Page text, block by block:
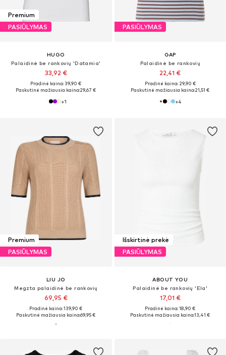
Premium
PASIŪLYMAS
HUGO
Palaidinė be rankovių 'Datamia'
33,92 €
Pradinė kaina: 39,90 €
Paskutinė mažiausia kaina:29,67 €
+1
PASIŪLYMAS
GAP
Palaidinė be rankovių
22,41 €
Pradinė kaina: 29,90 €
Paskutinė mažiausia kaina:21,51 €
+4
Premium
PASIŪLYMAS
LIU JO
Megzta palaidinė be rankovių
69,95 €
Pradinė kaina: 139,90 €
Paskutinė mažiausia kaina:69,95 €
Išskirtinė prekė
PASIŪLYMAS
ABOUT YOU
Palaidinė be rankovių 'Ela'
17,01 €
Pradinė kaina: 18,90 €
Paskutinė mažiausia kaina:13,41 €